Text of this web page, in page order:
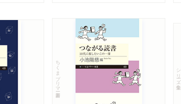
ちくまプリマー新書 シリーズ・全集